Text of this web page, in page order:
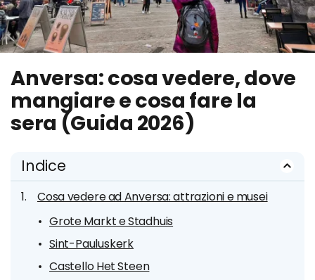
Anversa: cosa vedere, dove
mangiare e cosa fare la
sera (Guida 2026)
Indice
Cosa vedere ad Anversa: attrazioni e musei
Grote Markt e Stadhuis
Sint-Pauluskerk
Castello Het Steen